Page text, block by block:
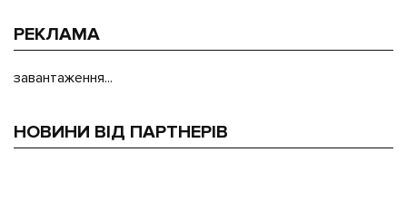
РЕКЛАМА
завантаження...
НОВИНИ ВІД ПАРТНЕРІВ